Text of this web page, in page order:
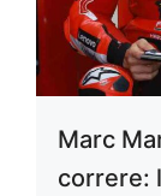
Marc
correre: